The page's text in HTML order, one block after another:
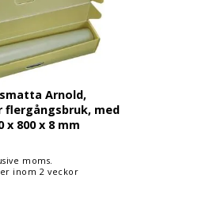
Arnold,
med
x 800 x 8 mm
moms.
inom 2 veckor